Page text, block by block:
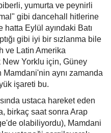
yumurta ve peynirli
gibi dancehall hitlerine
Eylül ayındaki Batı
gibi iyi bir sızlanma bile
ve Latin Amerika
New Yorklu için, Güney
aynı zamanda
işareti bu.
ustaca hareket eden
birkaç saat sonra Arap
olabiliyordu), Mamdani